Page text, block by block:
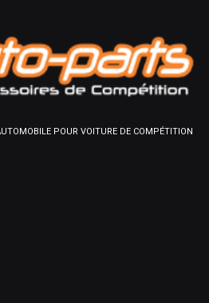
POUR VOITURE DE COMPÉTITION